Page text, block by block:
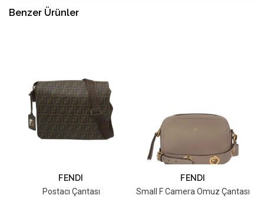
Benzer Ürünler
FENDI
Postacı Çantası
FENDI
Small F Camera Omuz Çantası